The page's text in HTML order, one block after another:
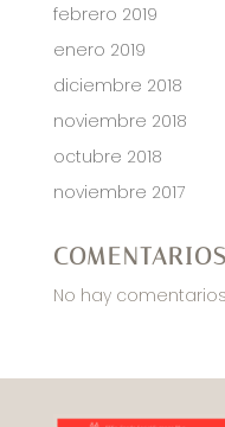
febrero 2019
enero 2019
diciembre 2018
noviembre 2018
octubre 2018
noviembre 2017
No hay